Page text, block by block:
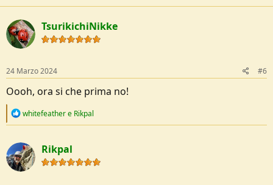
c
t
i
o
n
:
TsurikichiNikke
24 Marzo 2024 #6
Oooh, ora si che prima no!
R
c
t
i
o
whitefeathere Rikpal
Rikpal